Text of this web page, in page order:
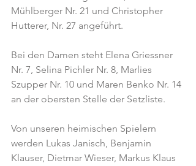
Mühlberger Nr. 21 und Christopher
Hutterer, Nr. 27 angeführt.
Bei den Damen steht Elena Griessner
Nr. 7, Selina Pichler Nr. 8, Marlies
Szupper Nr. 10 und Maren Benko Nr. 14
an der obersten Stelle der Setzliste.
Von unseren heimischen Spielern
werden Lukas Janisch, Benjamin
Klauser, Dietmar Wieser, Markus Klaus